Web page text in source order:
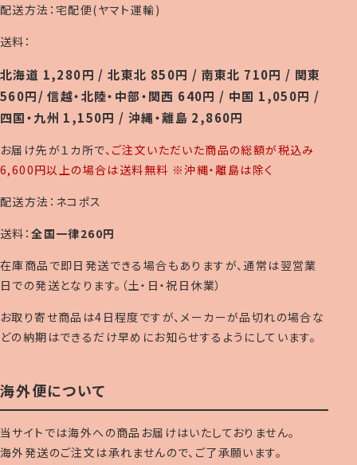
配送方法：宅配便(ヤマト運輸)
送料：
北海道 1,280円 / 北東北 850円 / 南東北 710円 / 関東
560円/ 信越・北陸・中部・関西 640円 / 中国 1,050円 /
四国・九州 1,150円 / 沖縄・離島 2,860円
お届け先が１カ所で、ご注文いただいた商品の総額が税込み
6,600円以上の場合は送料無料 ※沖縄・離島は除く
配送方法：ネコポス
送料：全国一律260円
在庫商品で即日発送できる場合もありますが、通常は翌営業
日での発送となります。（土・日・祝日休業）
お取り寄せ商品は4日程度ですが、メーカーが品切れの場合な
どの納期はできるだけ早めにお知らせするようにしています。
海外便について
当サイトでは海外への商品お届けはいたしておりません。
海外発送のご注文は承れませんので、ご了承願います。